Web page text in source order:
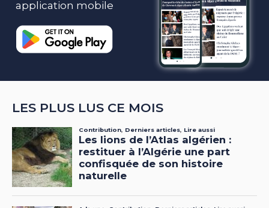
application mobile
LES PLUS LUS CE MOIS